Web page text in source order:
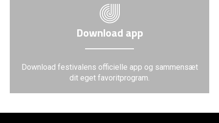
Download app
Download festivalens officielle app og sammensæt
dit eget favoritprogram.